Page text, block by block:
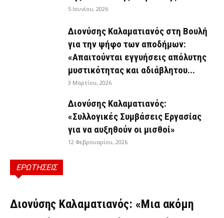
5 Ιουνίου, 2026
Διονύσης Καλαματιανός στη Βουλή
για την ψήφο των αποδήμων:
«Απαιτούνται εγγυήσεις απόλυτης
μυστικότητας και αδιάβλητου...
3 Μαρτίου, 2026
Διονύσης Καλαματιανός:
«Συλλογικές Συμβάσεις Εργασίας
για να αυξηθούν οι μισθοί»
12 Φεβρουαρίου, 2026
ΕΡΩΤΗΣΕΙΣ
ΕΡΩΤΉΣΕΙΣ
Διονύσης Καλαματιανός: «Μια ακόμη